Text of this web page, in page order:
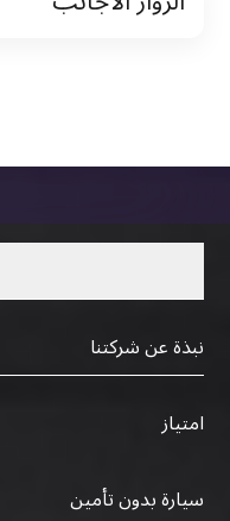
نبذة عن شركتنا
امتياز
سيارة بدون تأمين